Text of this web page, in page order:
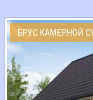
БРУС КАМЕРНОЙ